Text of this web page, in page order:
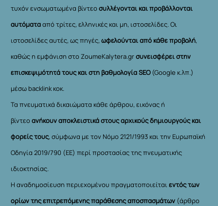
τυχόν ενσωματωμένα βίντεοσυλλέγονται και προβάλλονται
αυτόματααπό τρίτες, ελληνικές και μη, ιστοσελίδες. Οι
ιστοσελίδες αυτές, ως πηγές,ωφελούνται από κάθε προβολή,
καθώς η εμφάνιση στο ZoumeKalytera.grσυνεισφέρει στην
επισκεψιμότητά τους και στη βαθμολογία SEO(Google κ.λπ.)
μέσω backlink κοκ.
Τα πνευματικά δικαιώματα κάθε άρθρου, εικόνας ή
βίντεοανήκουν αποκλειστικά στους αρχικούς δημιουργούς και
φορείς τους, σύμφωνα με τον Νόμο 2121/1993 και την Ευρωπαϊκή
Οδηγία 2019/790 (ΕΕ) περί προστασίας της πνευματικής
ιδιοκτησίας.
Η αναδημοσίευση περιεχομένου πραγματοποιείταιεντός των
ορίων της επιτρεπόμενης παράθεσης αποσπασμάτων (άρθρο